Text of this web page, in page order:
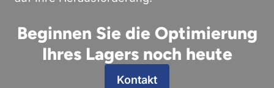
Beginnen Sie die Optimierung
Ihres Lagers noch heute
Kontakt